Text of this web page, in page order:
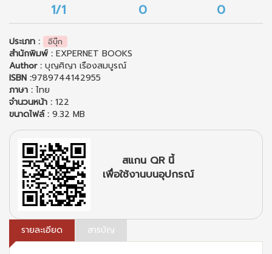
1/1
0 0
ประเภท : อีบุ๊ก
สำนักพิมพ์ : EXPERNET BOOKS
Author : บุญศิญา เรืองสมบูรณ์
ISBN :9789744142955
ภาษา : ไทย
จำนวนหน้า : 122
ขนาดไฟล์ : 9.32 MB
สแกน QR นี้
เพื่อใช้งานบนอุปกรณ์
รายละเอียด สารบัญ